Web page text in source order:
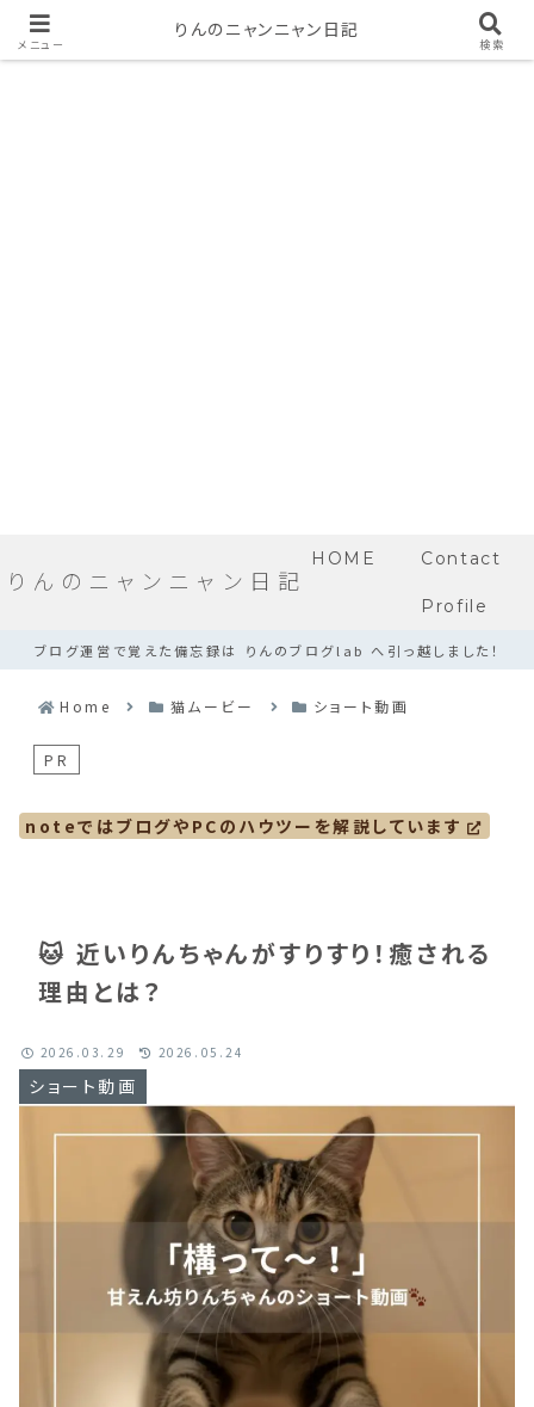
りんのニャンニャン日記
HOME Contact
Profile
ブログ運営で覚えた備忘録は りんのブログlab へ引っ越しました！
Home 猫ムービー ショート動画
PR
🐱 近いりんちゃんがすりすり！癒される
理由とは？
ショート動画
2026.03.29 2026.05.24
noteではブログやPCのハウツーを解説しています
メニュー
りんのニャンニャン日記
検索